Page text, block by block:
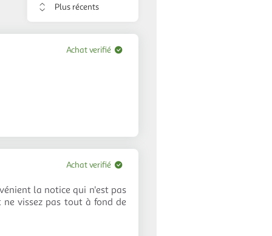
Trier
avis
Achat verifié
la notice qui n'est pas
vissez pas tout à fond de
Achat verifié